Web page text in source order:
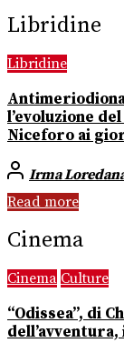
Libridine
Libridine
l’evoluzione
Niceforo ai
Irma
Read more
Cinema
Cinema Culture
“Odissea”, di